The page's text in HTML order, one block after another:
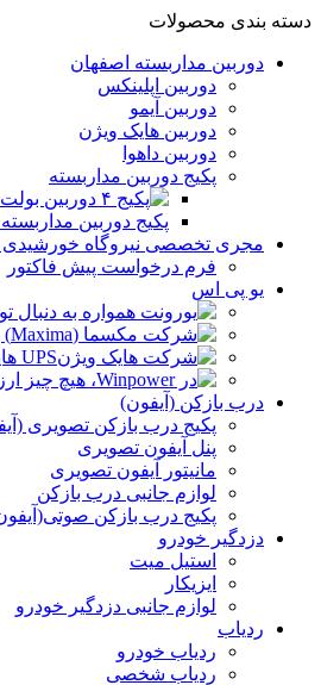
دسته بندی محصولات
دوربین مداربسته اصفهان
دوربین اپلینکس
دوربین آیمو
دوربین هایک ویژن
دوربین داهوا
پکیج دوربین مداربسته
پکیج دوربین مداربسته
مجری تخصصی نیروگاه خورشیدی
فرم درخواست پیش فاکتور
یو پی اس
UPS هایک ویژن
درب بازکن (آیفون)
پکیج درب بازکن تصویری
پنل آیفون تصویری
مانیتور آیفون تصویری
لوازم جانبی درب بازکن
پکیج درب بازکن
دزدگیر خودرو
استیل میت
ایزیکار
لوازم جانبی دزدگیر خودرو
ردیاب
ردیاب خودرو
ردیاب شخصی